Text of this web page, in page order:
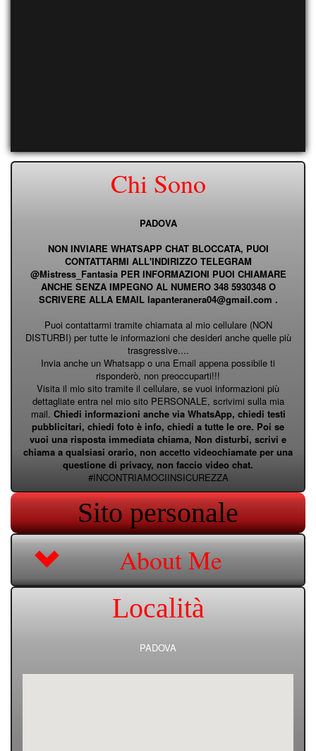
Chi Sono
PADOVA
NON INVIARE WHATSAPP CHAT BLOCCATA, PUOI
CONTATTARMI ALL'INDIRIZZO TELEGRAM
@Mistress_Fantasia PER INFORMAZIONI PUOI CHIAMARE
ANCHE SENZA IMPEGNO AL NUMERO 348 5930348 O
SCRIVERE ALLA EMAIL lapanteranera04@gmail.com .
Puoi contattarmi tramite chiamata al mio cellulare (NON
DISTURBI) per tutte le informazioni che desideri anche quelle più
trasgressive....
Invia anche un Whatsapp o una Email appena possibile ti
risponderò, non preoccuparti!!!
Visita il mio sito tramite il cellulare, se vuoi informazioni più
dettagliate entra nel mio sito PERSONALE, scrivimi sulla mia
mail. Chiedi informazioni anche via WhatsApp, chiedi testi
pubblicitari, chiedi foto è info, chiedi a tutte le ore. Poi se
vuoi una risposta immediata chiama, Non disturbi, scrivi e
chiama a qualsiasi orario, non accetto videochiamate per una
questione di privacy, non faccio video chat.
#INCONTRIAMOCIINSICUREZZA
Sito personale
About Me
Località
PADOVA